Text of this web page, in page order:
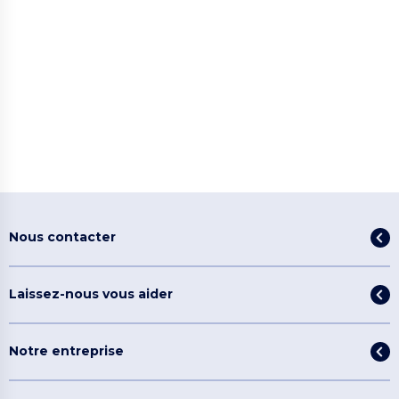
Nous contacter
Laissez-nous vous aider
Notre entreprise